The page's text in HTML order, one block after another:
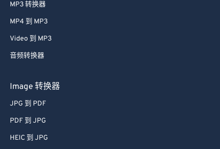
MP3 转换器
MP4 到 MP3
Video 到 MP3
音频转换器
Image 转换器
JPG 到 PDF
PDF 到 JPG
HEIC 到 JPG